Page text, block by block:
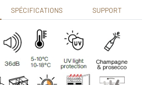
SPÉCIFICATIONS SUPPORT